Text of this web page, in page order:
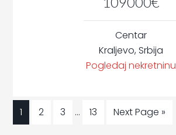
Centar
Kraljevo, Srbija
Pogledaj nekretninu
1 2 3 … 13 Next Page »